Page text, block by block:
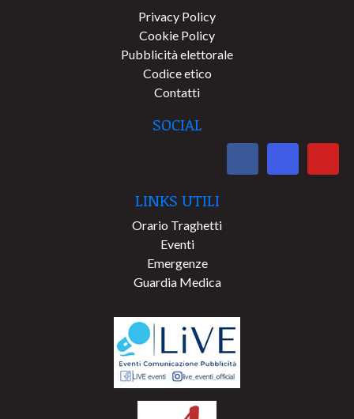
Privacy Policy
Cookie Policy
Pubblicità elettorale
Codice etico
Contatti
SOCIAL
LINKS UTILI
Orario Traghetti
Eventi
Emergenze
Guardia Medica